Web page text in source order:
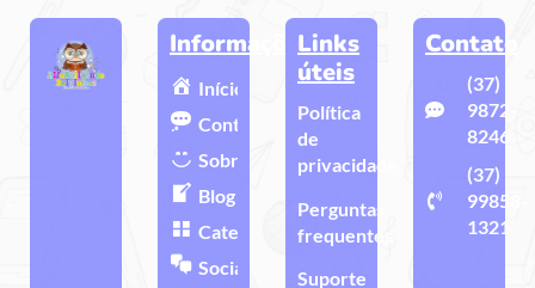
Informações
Início
Contato
Sobre
Blog
Categorias
Sociais
Links
úteis
Política
de
privacidade
Perguntas
frequentes
Suporte
Contato
(37)
9872-
8246
(37)
99858-
1321